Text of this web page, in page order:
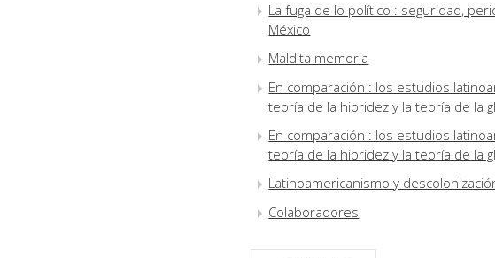
La fuga de lo político : seguridad,
México
Maldita memoria
En comparación : los estudios
teoría de la hibridez y la teoría de la
En comparación : los estudios
teoría de la hibridez y la teoría de la
Latinoamericanismo y
Colaboradores